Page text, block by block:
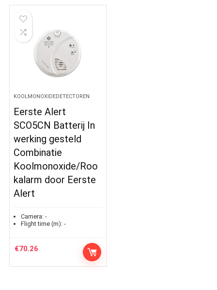
KOOLMONOXIDEDETECTOREN
Eerste Alert
SCO5CN Batterij In
werking gesteld
Combinatie
Koolmonoxide/Roo
kalarm door Eerste
Alert
Camera: -
Flight time (m): -
€70.26